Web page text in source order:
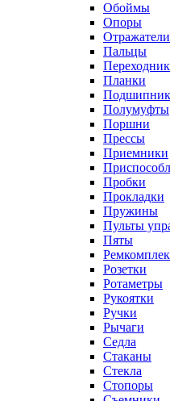
Обоймы
Опоры
Отражатели
Пальцы
Планки
Полумуфты
Поршни
Прессы
Приемники
Пробки
Прокладки
Пружины
Пульты
Пяты
Розетки
Ротаметры
Рукоятки
Ручки
Рычаги
Седла
Стаканы
Стекла
Стопоры